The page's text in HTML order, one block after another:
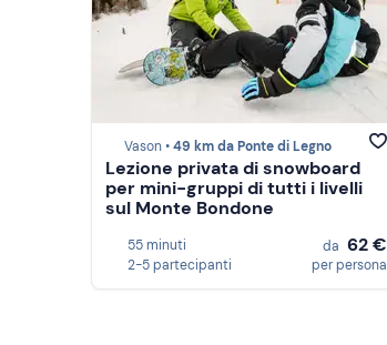
Vason •49 km da Ponte di Legno
Lezione privata di snowboard
per mini-gruppi di tutti i livelli
sul Monte Bondone
55 minuti
2-5 partecipanti
da 62 €
per persona